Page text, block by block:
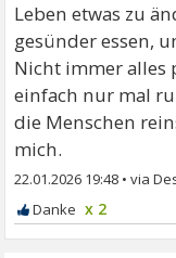
Leben etwas zu
gesünder essen,
Nicht immer alles
einfach nur mal
die Menschen
mich.
22.01.2026 19:48 •
x 2